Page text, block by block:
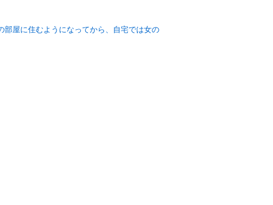
屋に住むようになってから、自宅では女の